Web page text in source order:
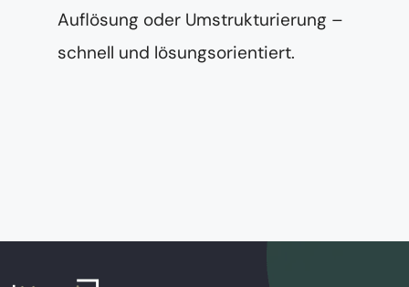
Auflösung oder Umstrukturierung –
schnell und lösungsorientiert.